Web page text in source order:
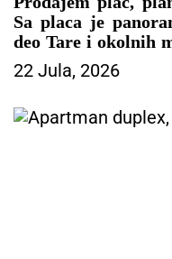
Sa placa je
deo Tare i okolnih
zemljište, papiri
Slike i još opisa Viber
22 Jula, 2026